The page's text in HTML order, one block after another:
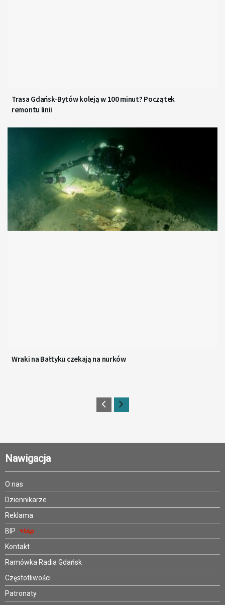
Trasa Gdańsk-Bytów koleją w 100 minut? Początek
remontu linii
Wraki na Bałtyku czekają na nurków
Nawigacja
O nas
Dziennikarze
Reklama
BIP
Kontakt
Ramówka Radia Gdańsk
Częstotliwości
Patronaty